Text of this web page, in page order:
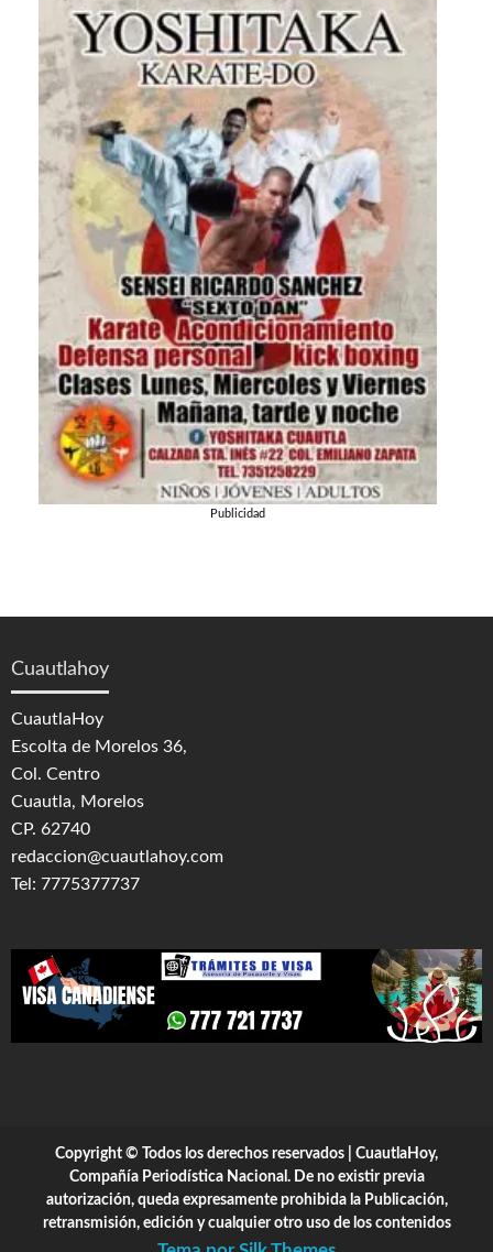
Publicidad
Cuautlahoy
CuautlaHoy
Escolta de Morelos 36,
Col. Centro
Cuautla, Morelos
CP. 62740
redaccion@cuautlahoy.com
Tel: 7775377737
Copyright © Todos los derechos reservados | CuautlaHoy,
Compañía Periodística Nacional. De no existir previa
autorización, queda expresamente prohibida la Publicación,
retransmisión, edición y cualquier otro uso de los contenidos